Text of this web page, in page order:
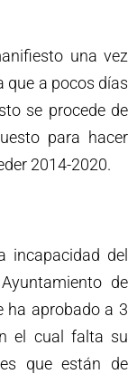
una vez
que a pocos días
se procede de
para hacer
2014-2020.
incapacidad del
de
ha aprobado a 3
el cual falta su
que están de